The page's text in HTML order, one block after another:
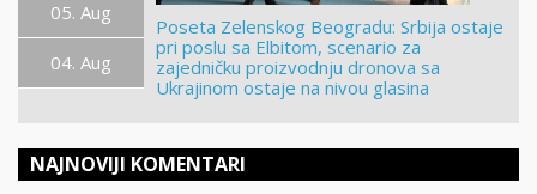
05. Aug
04. Aug
Poseta Zelenskog Beogradu: Srbija ostaje
pri poslu sa Elbitom, scenario za
zajedničku proizvodnju dronova sa
Ukrajinom ostaje na nivou glasina
NAJNOVIJI KOMENTARI